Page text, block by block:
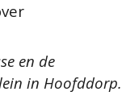
en de
in Hoofddorp.